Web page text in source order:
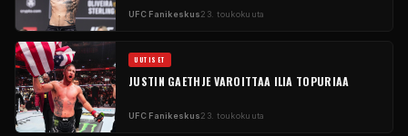
UFCFanikeskus23. toukokuuta
UUTISET
JUSTIN GAETHJE VAROITTAA ILIA TOPURIAA
UFCFanikeskus23. toukokuuta